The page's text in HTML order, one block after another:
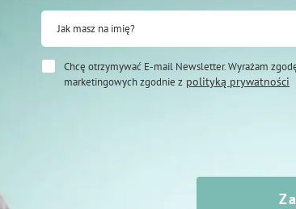
Jak masz na imię?
Chcę otrzymywać E-mail Newsletter. Wyrażam
marketingowych zgodnie z polityką prywatności